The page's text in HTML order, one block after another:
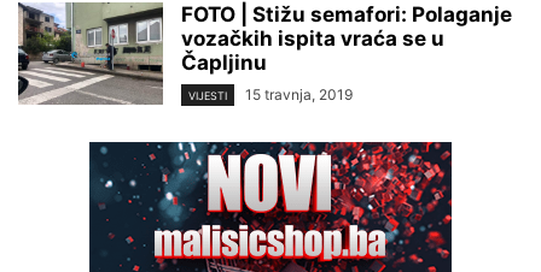
FOTO | Stižu semafori: Polaganje
vozačkih ispita vraća se u
Čapljinu
VIJESTI 15 travnja, 2019